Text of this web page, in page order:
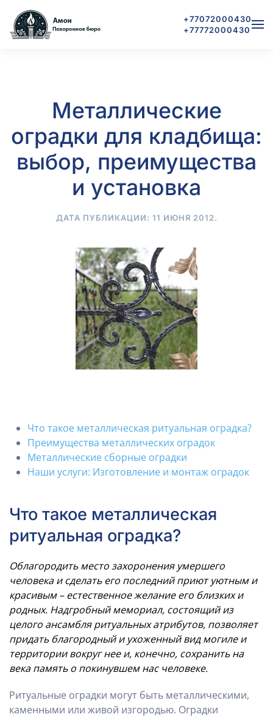
Skip to main content
+77072000430
+77772000430
Металлические
оградки для кладбища:
выбор, преимущества
и установка
ДАТА ПУБЛИКАЦИИ: 11 ИЮНЯ 2012.
Что такое металлическая ритуальная оградка?
Преимущества металлических оградок
Металлические сборные оградки
Наши услуги: Изготовление и монтаж оградок
Что такое металлическая
ритуальная оградка?
Облагородить место захоронения умершего
человека и сделать его последний приют уютным и
красивым – естественное желание его близких и
родных. Надгробный мемориал, состоящий из
целого ансамбля ритуальных атрибутов, позволяет
придать благородный и ухоженный вид могиле и
территории вокруг нее и, конечно, сохранить на
века память о покинувшем нас человеке.
Ритуальные оградки могут быть металлическими,
каменными или живой изгородью. Оградки